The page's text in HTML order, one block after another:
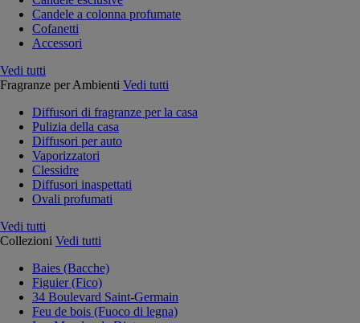
Candele a colonna profumate
Cofanetti
Accessori
Vedi tutti
Fragranze per Ambienti Vedi tutti
Diffusori di fragranze per la casa
Pulizia della casa
Diffusori per auto
Vaporizzatori
Clessidre
Diffusori inaspettati
Ovali profumati
Vedi tutti
Collezioni Vedi tutti
Baies (Bacche)
Figuier (Fico)
34 Boulevard Saint-Germain
Feu de bois (Fuoco di legna)